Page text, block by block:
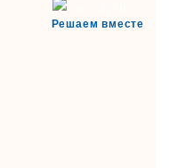
Решаем вместе